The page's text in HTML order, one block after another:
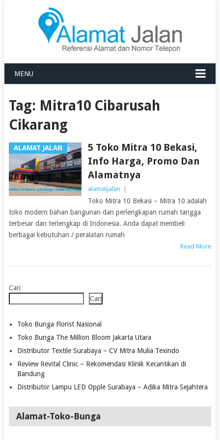
MENU
Tag: Mitra10 Cibarusah
Cikarang
ALAMAT JALAN
5 Toko Mitra 10 Bekasi,
Info Harga, Promo Dan
Alamatnya
alamatjalan
Toko Mitra 10 Bekasi – Mitra 10 adalah
toko modern bahan bangunan dan perlengkapan rumah tangga
terbesar dan terlengkap di Indonesia. Anda dapat membeli
berbagai kebutuhan / peralatan rumah
Read More
Cari
Cari
Toko Bunga Florist Nasional
Toko Bunga The Million Bloom Jakarta Utara
Distributor Textile Surabaya – CV Mitra Mulia Texindo
Review Revital Clinic – Rekomendasi Klinik Kecantikan di
Bandung
Distributor Lampu LED Opple Surabaya – Adika Mitra Sejahtera
Alamat-Toko-Bunga